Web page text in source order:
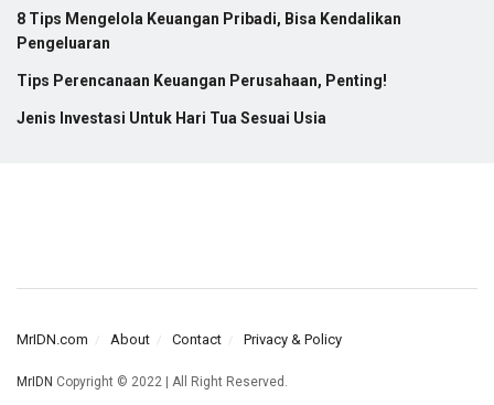
8 Tips Mengelola Keuangan Pribadi, Bisa Kendalikan
Pengeluaran
Tips Perencanaan Keuangan Perusahaan, Penting!
Jenis Investasi Untuk Hari Tua Sesuai Usia
MrIDN.com About Contact Privacy & Policy
MrIDN Copyright © 2022 | All Right Reserved.